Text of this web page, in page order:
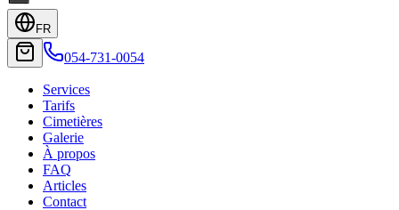
FR
054-731-0054
Services
Tarifs
Cimetières
Galerie
À propos
FAQ
Articles
Contact